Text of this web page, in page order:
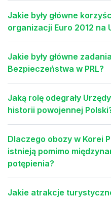
Jakie były główne
organizacji Euro 2012 na
Jakie były główne
Bezpieczeństwa w PRL?
Jaką rolę odegrały
historii powojennej
Dlaczego obozy w Korei
istnieją pomimo
potępienia?
Jakie atrakcje